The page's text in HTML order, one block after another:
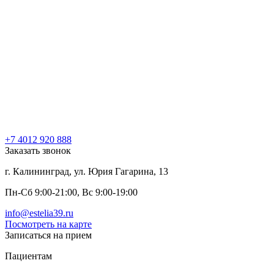
+7 4012 920 888
Заказать звонок
г. Калининград, ул. Юрия Гагарина, 13
Пн-Сб 9:00-21:00, Вс 9:00-19:00
info@estelia39.ru
Посмотреть на карте
Записаться на прием
Пациентам